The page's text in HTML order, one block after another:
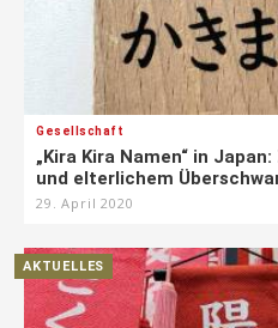
Gesellschaft
„Kira Kira Namen“ in
und elterlichem
29. April 2020
AKTUELLES